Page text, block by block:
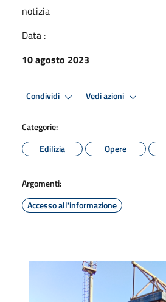
notizia
Data :
10 agosto 2023
Condividi Vedi azioni
Categorie:
Edilizia
Opere
Argomenti:
Accesso all'informazione